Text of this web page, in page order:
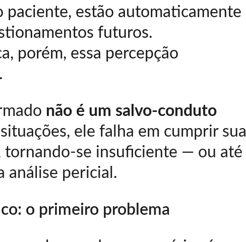
paciente, estão automaticamente
futuros.
porém, essa percepção
não é um salvo-conduto
ele falha em cumprir sua
tornando-se insuficiente — ou até
análise pericial.
o primeiro problema